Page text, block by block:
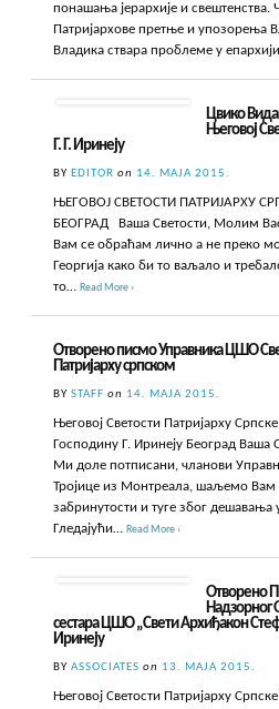
понашања јерархије и свештенства.
Патријархове претње и упозорења
Владика ствара проблеме у
Цвико
Његовој
Г. Г. Иринеју
BYEDITOR on 14. МАЈА 2015.
ЊЕГОВОЈ СВЕТОСТИ ПАТРИЈАРХУ
БЕОГРАД Ваша Светости, Молим
Вам се обраћам лично а не преко
Георгија како би то ваљало и
то…Read More ›
Отворено писмо Управника ЦШО
Патријарху српском
BYSTAFF on 14. МАЈА 2015.
Његовој Светости Патријарху
Господину Г. Иринеју Београд Ваша
Ми доле потписани, чланови
Тројице из Монтреала, шаљемо
забринутости и туге због дешавања
Гледајући…Read More ›
Отворено
Надзорног
сестара ЦШО „Свети Архиђакон
Иринеју
BYASSOCIATES on 13. МАЈА 2015.
Његовој Светости Патријарху